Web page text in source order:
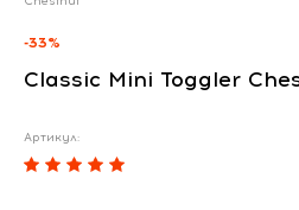
-33%
Classic Mini Toggler
Артикул: